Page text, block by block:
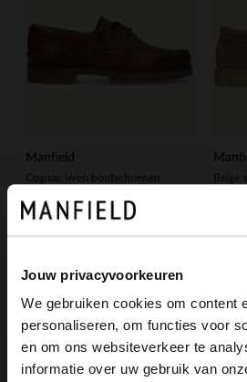
Jouw privacyvoorkeuren
We gebruiken cookies om content
personaliseren, om functies voor
en om ons websiteverkeer te
informatie over uw gebruik van
Manfield
Cognac leren bootschoenen
139.99
Beige
View this website in